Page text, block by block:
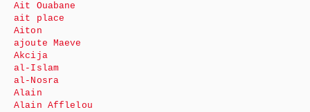
Ait Ouabane
ait place
Aiton
ajoute Maeve
Akcija
al-Islam
al-Nosra
Alain
Alain Afflelou